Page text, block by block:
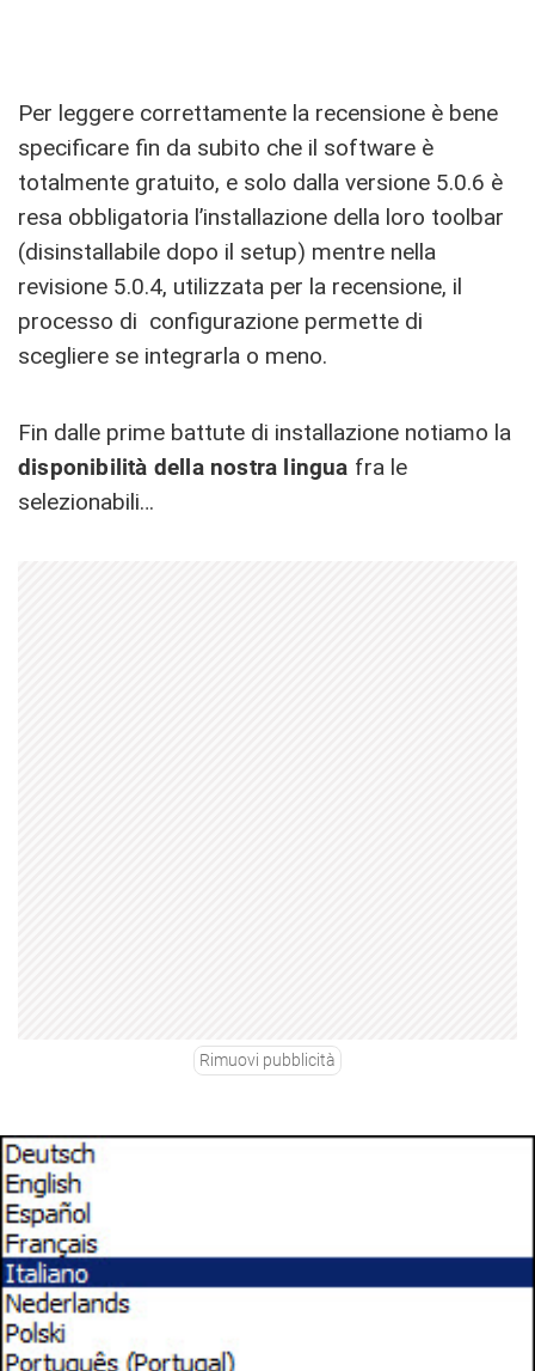
Per leggere correttamente la recensione è bene
specificare fin da subito che il software è
totalmente gratuito, e solo dalla versione 5.0.6 è
resa obbligatoria l’installazione della loro toolbar
(disinstallabile dopo il setup) mentre nella
revisione 5.0.4, utilizzata per la recensione, il
processo di configurazione permette di
scegliere se integrarla o meno.
Fin dalle prime battute di installazione notiamo la
disponibilità della nostra lingua fra le
selezionabili…
Rimuovi pubblicità